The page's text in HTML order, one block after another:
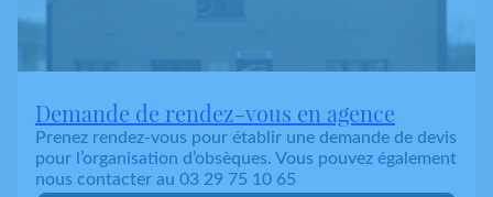
Demande de rendez-vous en agence
Prenez rendez-vous pour établir une demande de devis
pour l’organisation d’obsèques. Vous pouvez également
nous contacter au 03 29 75 10 65